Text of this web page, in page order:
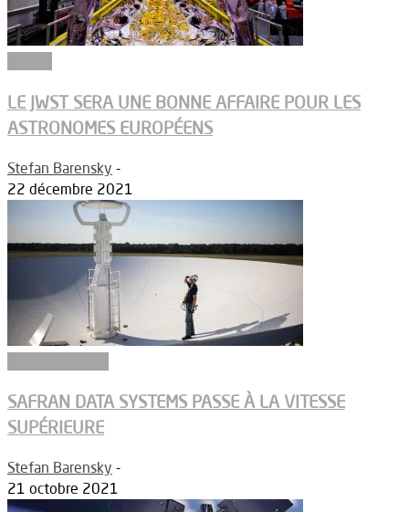
LE JWST SERA UNE BONNE AFFAIRE POUR LES
ASTRONOMES EUROPÉENS
Stefan Barensky -
22 décembre 2021
SAFRAN DATA SYSTEMS PASSE À LA VITESSE
SUPÉRIEURE
Stefan Barensky -
21 octobre 2021